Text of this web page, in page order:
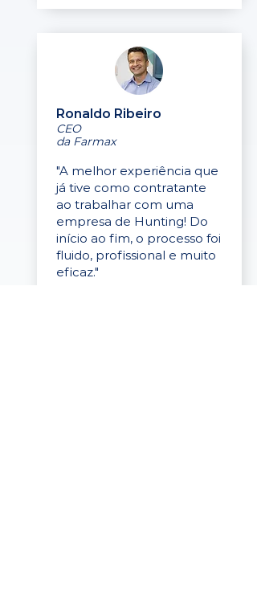
Ronaldo Ribeiro
CEO
da Farmax
"A melhor experiência que
já tive como contratante
ao trabalhar com uma
empresa de Hunting! Do
início ao fim, o processo foi
fluido, profissional e muito
eficaz."